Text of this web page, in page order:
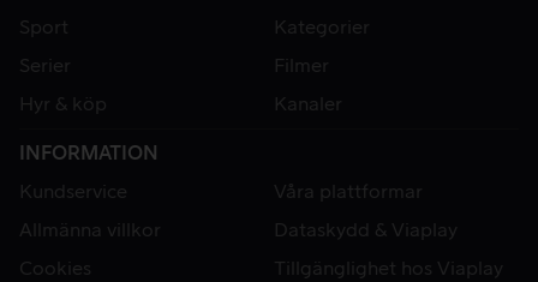
Sport
Kategorier
Serier
Filmer
Hyr & köp
Kanaler
INFORMATION
Kundservice
Våra plattformar
Allmänna villkor
Dataskydd & Viaplay
Cookies
Tillgänglighet hos Viaplay